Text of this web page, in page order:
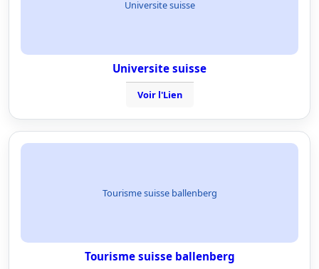
Universite suisse
Universite suisse
Voir l'Lien
Tourisme suisse ballenberg
Tourisme suisse ballenberg